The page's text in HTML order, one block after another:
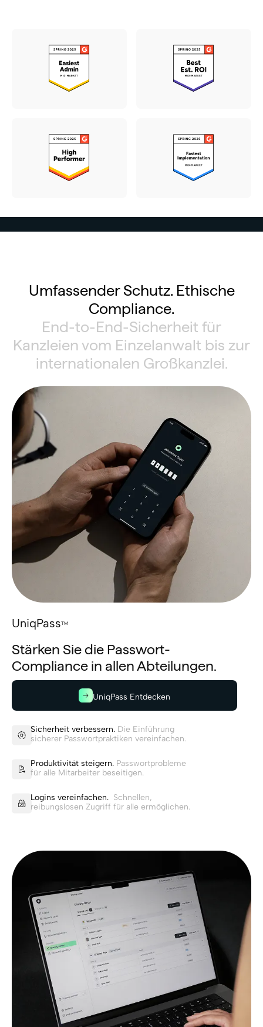
Umfassender Schutz. Ethische
Compliance.
End-to-End-Sicherheit für
Kanzleien vom Einzelanwalt bis zur
internationalen Großkanzlei.
UniqPassTM
Stärken Sie die Passwort-
Compliance in allen Abteilungen.
UniqPass Entdecken
Sicherheit verbessern. Die Einführung
sicherer Passwortpraktiken vereinfachen.
Produktivität steigern. Passwortprobleme
für alle Mitarbeiter beseitigen.
Logins vereinfachen. Schnellen,
reibungslosen Zugriff für alle ermöglichen.